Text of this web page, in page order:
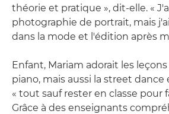
théorie et pratique », dit-elle. «
photographie de portrait, mais
dans la mode et l'édition après
Enfant, Mariam adorait les
piano, mais aussi la street dance
« tout sauf rester en classe pour
Grâce à des enseignants